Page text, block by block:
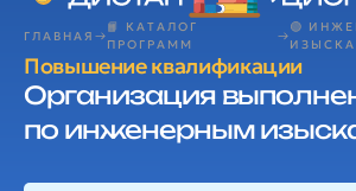
ГЛАВНАЯ
📙 КАТАЛОГ
ПРОГРАММ
🟢
Повышение квалификации
Организация
по инженерным